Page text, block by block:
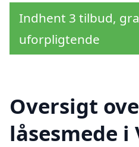
Indhent 3 tilbud,
uforpligtende
Oversigt
låsesmede